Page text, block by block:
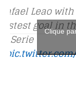
Leao
goal in
Serie
Clique